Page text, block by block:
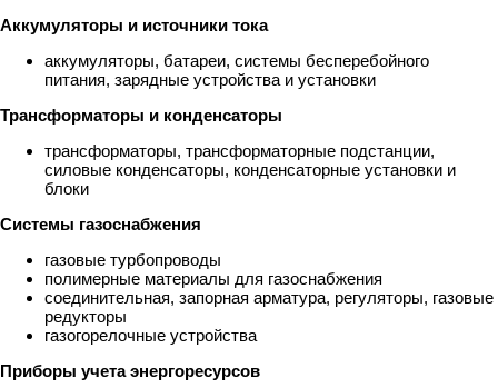
Аккумуляторы и источники тока
аккумуляторы, батареи, системы бесперебойного
питания, зарядные устройства и установки
Трансформаторы и конденсаторы
трансформаторы, трансформаторные подстанции,
силовые конденсаторы, конденсаторные установки и
блоки
Системы газоснабжения
газовые турбопроводы
полимерные материалы для газоснабжения
соединительная, запорная арматура, регуляторы, газовые
редукторы
газогорелочные устройства
Приборы учета энергоресурсов